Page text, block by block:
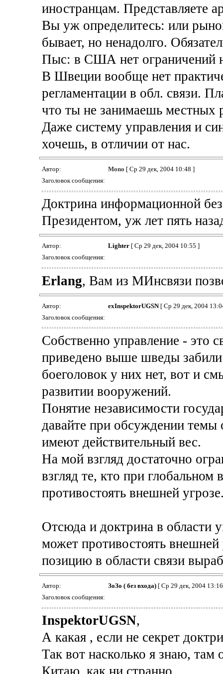
иностранцам. Представляете
Вы уж определитесь: или
бывает, но ненадолго.
Пыс: в США нет ограничений
В Швеции вообще нет
регламентации в обл. связи.
что ты не занимаешь местных
Даже систему управления и
хочешь, в отличии от нас.
Автор: Mono [ Ср 29 дек, 2004 10:48 ]
Заголовок сообщения:
Доктрина информационной
Президентом, уж лет пять
Автор: Lighter[ Ср 29 дек, 2004 10:55 ]
Заголовок сообщения:
Erlang, Вам из МИнсвязи
Автор: exInspektorUGSN[ Ср 29 дек, 2004
Заголовок сообщения:
Собственно управление - это
приведено выше шведы
боеголовок у них нет, вот и
развитии вооружений.
Понятие независимости
давайте при обсуждении темы
имеют действительный вес.
На мой взгляд достаточно
взгляд те, кто при
противостоять внешней
Отсюда и доктрина в области
может противостоять
позицию в области связи
Автор: ЗоЗо ( без входа)[ Ср 29 дек, 2004
Заголовок сообщения:
InspektorUGSN,
А какая , если не секрет
Так вот насколько я знаю,